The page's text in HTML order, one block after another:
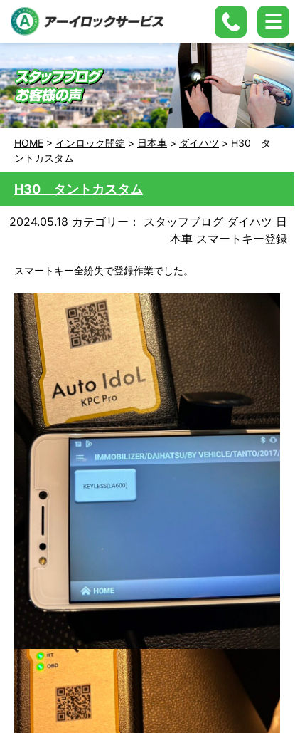
HOME > インロック開錠 > 日本車 > ダイハツ > H30 タ
ントカスタム
H30 タントカスタム
2024.05.18 カテゴリー： スタッフブログ ダイハツ 日
本車 スマートキー登録
スマートキー全紛失で登録作業でした。